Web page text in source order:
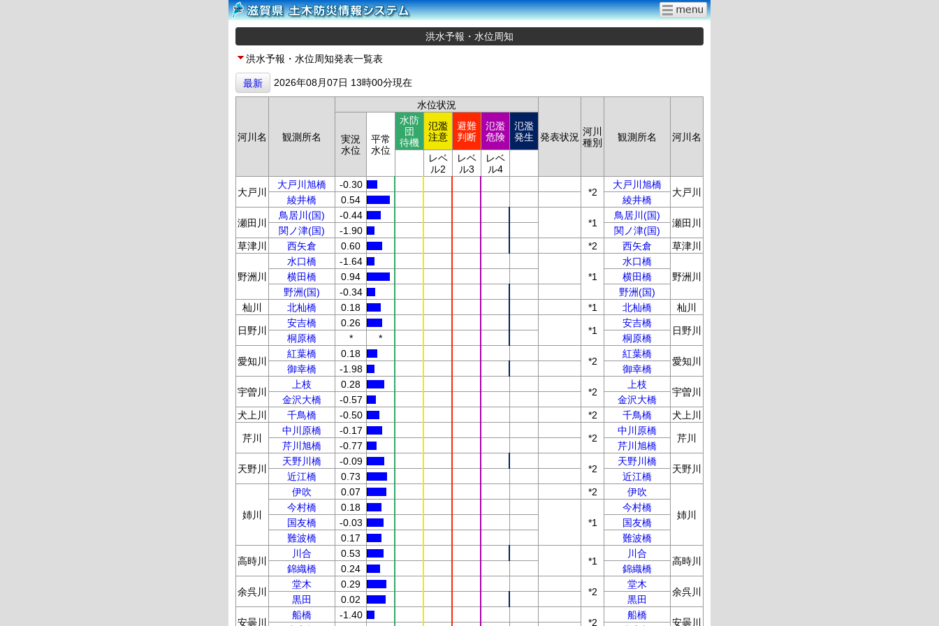
洪水予報・水位周知
洪水予報・水位周知発表一覧表
最新 2026年08月07日 13時00分現在
河川名 観測所名
水位状況
発表状況 河川
種別
観測所名 河川名
実況
水位
平常
水位
水防
団
待機
氾濫
注意
避難
判断
氾濫
危険
氾濫
発生
レベ
ル2
レベ
ル3
レベ
ル4
大戸川
大戸川旭橋 -0.30
*2
大戸川旭橋
大戸川
綾井橋 0.54 綾井橋
瀬田川
鳥居川(国) -0.44
*1
鳥居川(国)
瀬田川
関ノ津(国) -1.90
関ノ津(国)
草津川
西矢倉 0.60 *2 西矢倉 草津川
野洲川
水口橋
-1.64
*1
水口橋
野洲川
横田橋 0.94
横田橋
野洲(国)
-0.34
野洲(国)
杣川
北杣橋 0.18 *1 北杣橋 杣川
日野川
安吉橋 0.26
*1
安吉橋
日野川
桐原橋 * * 桐原橋
愛知川
紅葉橋 0.18
*2
紅葉橋
愛知川
御幸橋 -1.98 御幸橋
宇曽川
上枝 0.28
*2
上枝
宇曽川
金沢大橋 -0.57
金沢大橋
犬上川
千鳥橋 -0.50 *2 千鳥橋 犬上川
芹川
中川原橋 -0.17
*2
中川原橋
芹川
芹川旭橋 -0.77 芹川旭橋
天野川
天野川橋 -0.09
*2
天野川橋
天野川
近江橋 0.73 近江橋
姉川
伊吹 0.07 *2 伊吹
姉川
今村橋
0.18
*1
今村橋
国友橋
-0.03
国友橋
難波橋
0.17 難波橋
高時川
川合 0.53
*1
川合
高時川
錦織橋 0.24 錦織橋
余呉川
堂木 0.29
*2
堂木
余呉川
黒田 0.02 黒田
安曇川
船橋 -1.40
*2
船橋
安曇川